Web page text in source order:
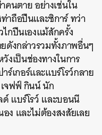
คนตาย อย่างเช่นใน
าถือปืนและซิการ์ ทว่า
ไกปืนเองแม้สักครั้ง
ดังกล่าวรวมทั้งภาพอื่นๆ
งเป็นช่องทางในการ
เกอร์และแบร์โรว์กลาย
จฟฟ์ กินน์ นัก
แบร์โรว์ และบอนนี
ง และไม่ต้องสงสัยเลย